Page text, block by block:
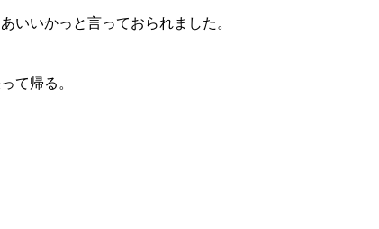
いいかっと言っておられました。
て帰る。